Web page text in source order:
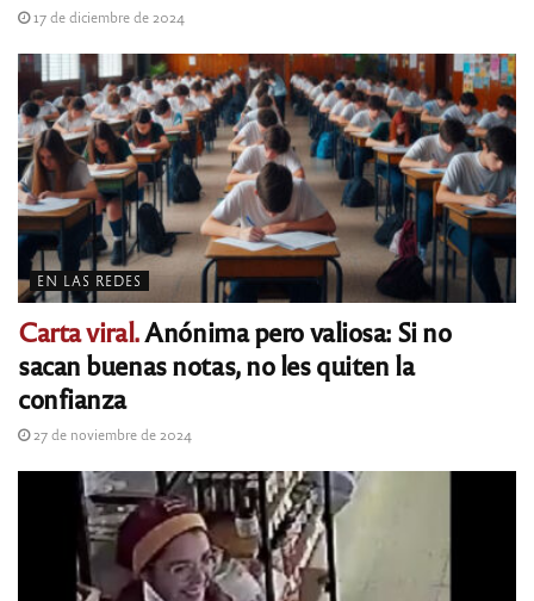
17 de diciembre de 2024
EN LAS REDES
Carta viral.Anónima pero valiosa: Si no
sacan buenas notas, no les quiten la
confianza
27 de noviembre de 2024